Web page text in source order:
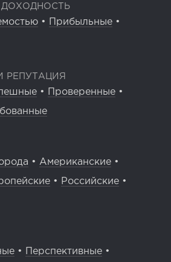
• Прибыльные •
РЕПУТАЦИЯ
• Проверенные •
• Американские •
• Российские •
• Перспективные •